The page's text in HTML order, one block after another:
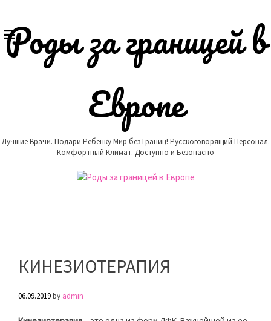
content
Роды за границей в
Европе
Лучшие Врачи. Подари Ребёнку Мир без Границ! Русскоговорящий Персонал.
Комфортный Климат. Доступно и Безопасно
КИНЕЗИОТЕРАПИЯ
06.09.2019by admin